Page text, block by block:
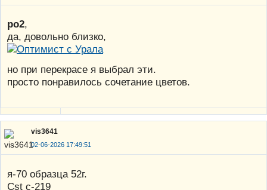
po2,
да, довольно близко,
но при перекрасе я выбрал эти.
просто понравилось сочетание цветов.
vis3641
02-06-2026 17:49:51
я-70 образца 52г.
Cst с-219